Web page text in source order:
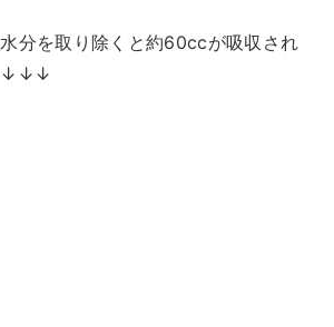
分を取り除くと約60ccが吸収され
↓↓↓